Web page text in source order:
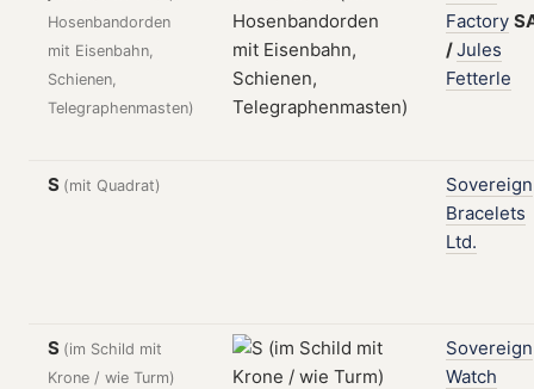
Hosenbandorden
mit Eisenbahn,
Schienen,
Telegraphenmasten)
Factory
/Jules
Fetterle
S (mit Quadrat)
Sovereign
Bracelets
Ltd.
S (im Schild mit
Krone / wie Turm)
Sovereign
Watch